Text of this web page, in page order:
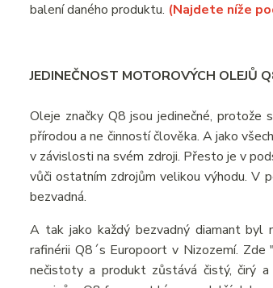
balení daného produktu. (Najdete níže
JEDINEČNOST MOTOROVÝCH OLEJŮ
Oleje značky Q8 jsou jedinečné,
přírodou a ne činností člověka. A jako
v závislosti na svém zdroji. Přesto je v
vůči ostatním zdrojům velikou výhodu. V
bezvadná.
A tak jako každý bezvadný diamant byl
rafinérii Q8´s Europoort v Nizozemí.
nečistoty a produkt zůstává čistý, čirý a